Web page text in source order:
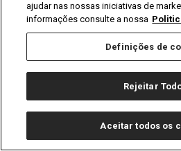
Salão99 © 2020 Todos os
Termos de Uso | Política
ajudar nas nossas iniciativas de
informações consulte a nossa
Definições de
Rejeitar
Aceitar todos os